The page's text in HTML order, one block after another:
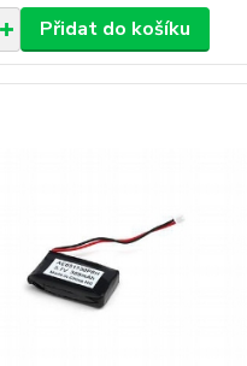
Přidat do košíku